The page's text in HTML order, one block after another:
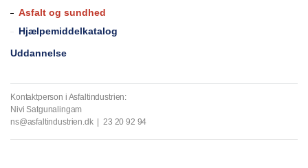
Asfalt og sundhed
Hjælpemiddelkatalog
Uddannelse
Kontaktperson i Asfaltindustrien:
Nivi Satgunalingam
ns@asfaltindustrien.dk | 23 20 92 94